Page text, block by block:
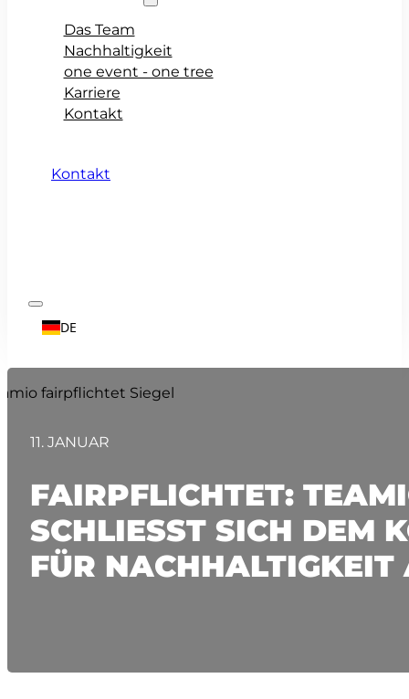
Das Team
Nachhaltigkeit
one event - one tree
Karriere
Kontakt
Kontakt
DE
11. JANUAR
FAIRPFLICHTET:
SCHLIESST SICH DEM
ÜR NACHHALTIGKEIT